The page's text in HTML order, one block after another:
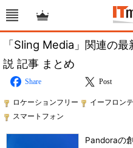
「Sling Media」関連の
説 記事 まとめ
Share Post
ロケーションフリー イーフロン
スマートフォン
Pandoraの